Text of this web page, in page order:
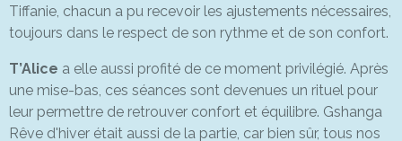
Tiffanie, chacun a pu recevoir les ajustements nécessaires,
toujours dans le respect de son rythme et de son confort.
T’Alice a elle aussi profité de ce moment privilégié. Après
une mise-bas, ces séances sont devenues un rituel pour
leur permettre de retrouver confort et équilibre. Gshanga
Rêve d'hiver était aussi de la partie, car bien sûr, tous nos